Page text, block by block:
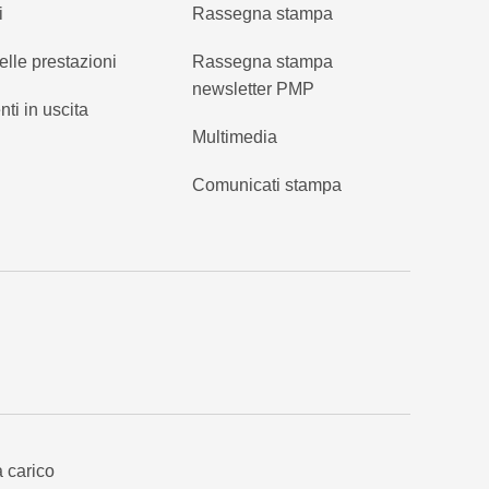
prestazioni
in uscita
Rassegna stampa
Rassegna stampa
newsletter PMP
Multimedia
Comunicati stampa
carico